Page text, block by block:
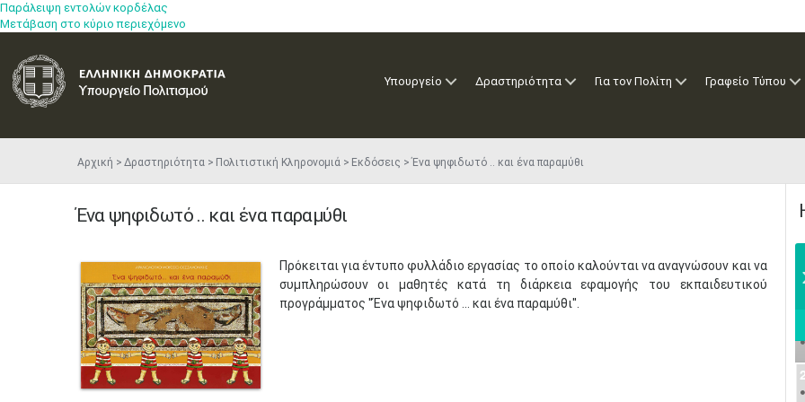
Παράλειψη εντολών κορδέλας
Μετάβαση στο κύριο περιεχόμενο
Υπουργείο Δραστηριότητα Για τον Πολίτη Γραφείο Τύπου
Αρχική Δραστηριότητα Πολιτιστική Κληρονομιά Εκδόσεις Ένα ψηφιδωτό .. και ένα παραμύθι
Ένα ψηφιδωτό .. και ένα παραμύθι
Πρόκειται για έντυπο φυλλάδιο εργασίας το οποίο καλούνται να αναγνώσουν και να
συμπληρώσουν οι μαθητές κατά τη διάρκεια εφαμογής του εκπαιδευτικού
προγράμματος ''Ένα ψηφιδωτό ... και ένα παραμύθι''.
2
•